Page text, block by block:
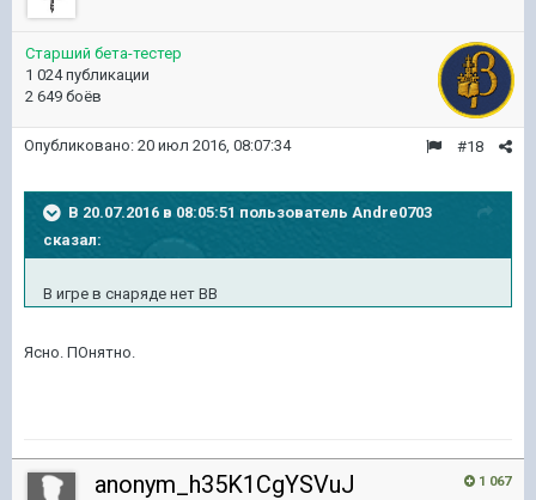
Старший бета-тестер
1 024 публикации
2 649 боёв
#18
Опубликовано: 20 июл 2016, 08:07:34
В 20.07.2016 в 08:05:51 пользователь Andre0703
сказал:
В игре в снаряде нет ВВ
Ясно. ПОнятно.
1 067
anonym_h35K1CgYSVuJ